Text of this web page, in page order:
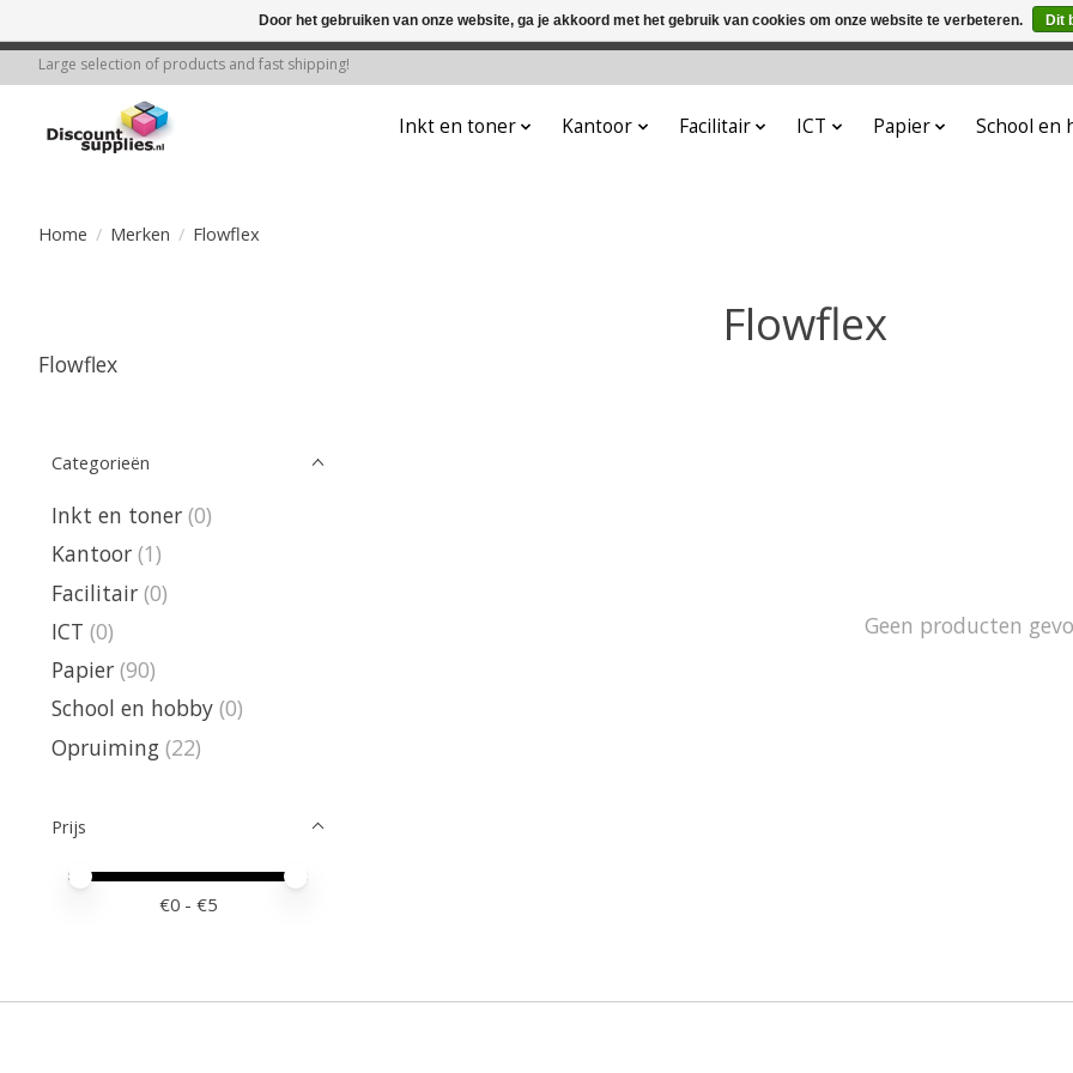
Large selection of products and fast shipping!
Inkt en toner Kantoor Facilitair ICT Papier School en
Home / Merken / Flowflex
Flowflex
Flowflex
Categorieën
Inkt en toner (0)
Kantoor (1)
Facilitair (0)
ICT (0)
Papier (90)
School en hobby (0)
Opruiming (22)
Prijs
Minimale prijswaarde
Price maximum value
€0 - €5
Geen producten
Door het gebruiken van onze website, ga je akkoord met het gebruik van cookies om onze website te verbeteren. Dit
← Keer terug naar de backofficeDeze winkel is in aanbouw. Eventueel geplaatste orders zullen niet